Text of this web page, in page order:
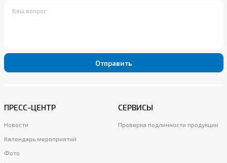
Отправить
ПРЕСС-ЦЕНТР
Новости
Календарь мероприятий
Фото
СЕРВИСЫ
Проверка подлинности продукции